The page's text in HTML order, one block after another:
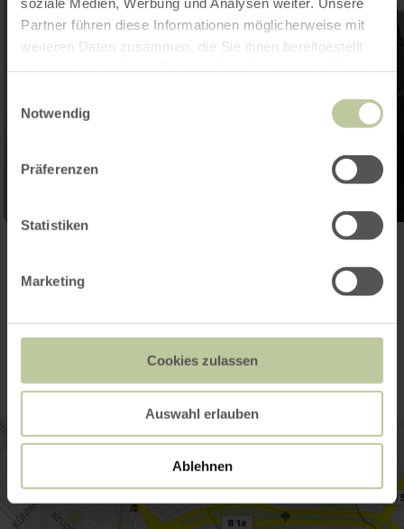
Partner führen diese Informationen möglicherweise mit
weiteren Daten zusammen, die Sie ihnen bereitgestellt
Notwendig
Präferenzen
Statistiken
Marketing
Cookies zulassen
Auswahl erlauben
Ablehnen
Contact